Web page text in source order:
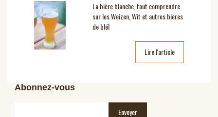
La bière blanche, tout comprendre
sur les Weizen, Wit et autres bières
de blé!
Lire l'article
Abonnez-vous